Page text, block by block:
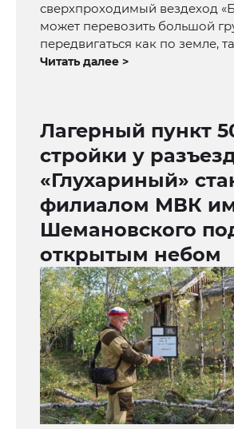
сверхпроходимый вездеход
может перевозить большой
передвигаться как по земле,
Читать далее >
Лагерный пункт
стройки у
«Глухариный»
филиалом МВК
Шемановского
открытым небом